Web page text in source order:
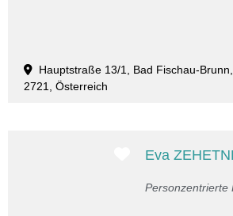
Hauptstraße 13/1, Bad Fischau-
2721, Österreich
Favorit
Eva
Personzentrierte